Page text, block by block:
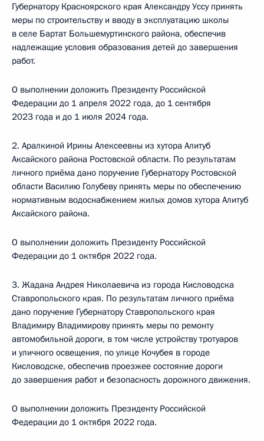
Губернатору Красноярского края Александру Уссу принять
меры по строительству и вводу в эксплуатацию школы
в селе Бартат Большемуртинского района, обеспечив
надлежащие условия образования детей до завершения
работ.
О выполнении доложить Президенту Российской
Федерации до 1 апреля 2022 года, до 1 сентября
2023 года и до 1 июля 2024 года.
2. Аралкиной Ирины Алексеевны из хутора Алитуб
Аксайского района Ростовской области. По результатам
личного приёма дано поручение Губернатору Ростовской
области Василию Голубеву принять меры по обеспечению
нормативным водоснабжением жилых домов хутора Алитуб
Аксайского района.
О выполнении доложить Президенту Российской
Федерации до 1 октября 2022 года.
3. Жадана Андрея Николаевича из города Кисловодска
Ставропольского края. По результатам личного приёма
дано поручение Губернатору Ставропольского края
Владимиру Владимирову принять меры по ремонту
автомобильной дороги, в том числе устройству тротуаров
и уличного освещения, по улице Кочубея в городе
Кисловодске, обеспечив проезжее состояние дороги
до завершения работ и безопасность дорожного движения.
О выполнении доложить Президенту Российской
Федерации до 1 октября 2022 года.